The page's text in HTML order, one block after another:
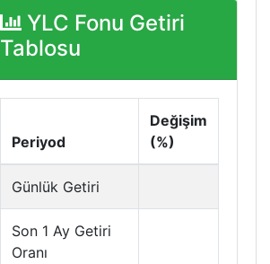
YLC Fonu Getiri
Tablosu
Periyod
Değişim
(%)
Günlük Getiri
Son 1 Ay Getiri
Oranı